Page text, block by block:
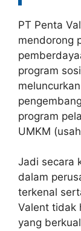
PT Penta
mendorong
program
program
UMKM
Jadi secara
dalam
terkenal
Valent tidak
yang